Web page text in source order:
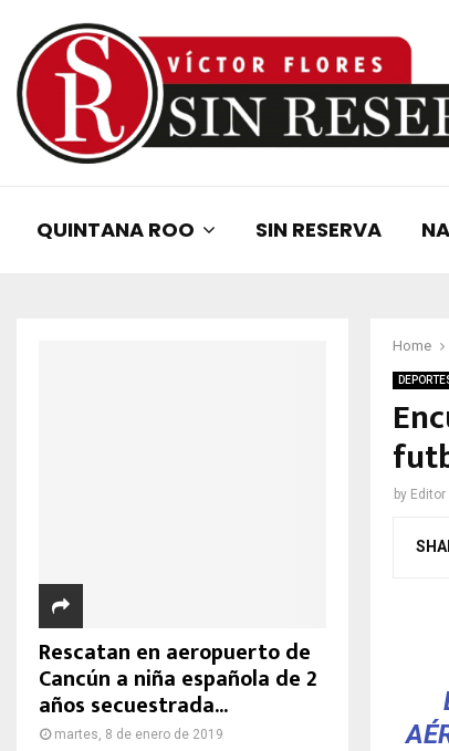
QUINTANA ROO SIN RESERVA
Home
by
Rescatan en aeropuerto de
Cancún a niña española de 2
años secuestrada...
martes, 8 de enero de 2019